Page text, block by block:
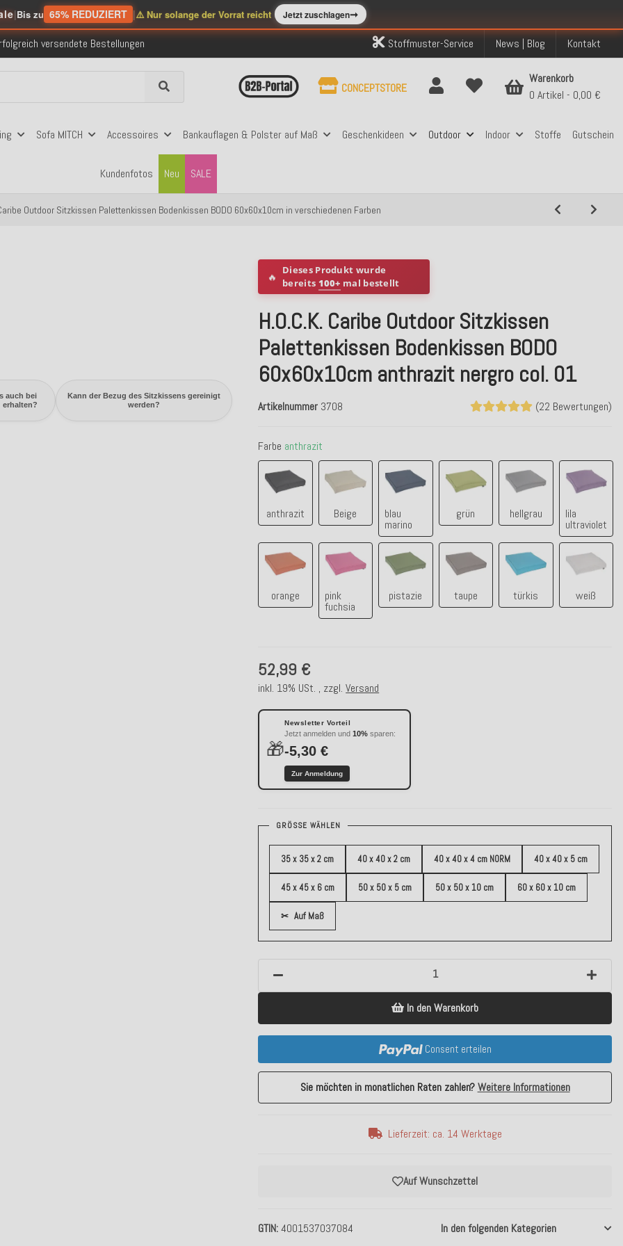
|Bis zu 65% REDUZIERT |⚠️ Nur solange der Vorrat reicht Jetzt zuschlagen➞
Deutschlands ab 99€ Bestellwert
versendete Bestellungen
Klarna, PayPal & Amazon Pay
Klarna, PayPal & Amazon Pay
Stoffmuster-Service News | Blog Kontakt
Sofa MITCH Accessoires Bankauflagen & Polster auf Maß Geschenkideen Outdoor Indoor Stoffe Gutschein
Kundenfotos SALE
Neu
CONCEPTSTORE
Warenkorb
0 Artikel
0,00 €
Outdoor Sitzkissen Palettenkissen Bodenkissen BODO 60x60x10cm in verschiedenen Farben
auch bei
erhalten?
Kann der Bezug des Sitzkissens gereinigt
werden?
🔥
Dieses Produkt wurde
bereits 100+ mal bestellt
H.O.C.K. Caribe Outdoor Sitzkissen
Palettenkissen Bodenkissen BODO
60x60x10cm anthrazit nergro col. 01
(22 Bewertungen)
Artikelnummer 3708
GTIN 4001537037084 In den folgenden Kategorien
Farbe anthrazit
anthrazit
anthrazit
Beige
Beige
blau
marino
blau marino
grün
grün
hellgrau
hellgrau
lila
ultraviolet
lila
orange
orange
pink
fuchsia
pink fuchsia
pistazie
pistazie
taupe
taupe
türkis
türkis
weiß
weiß
52,99 €
inkl. 19% USt. , zzgl.Versand
🎁
Newsletter Vorteil
Jetzt anmelden und10% sparen:
-5,30 €
Zur Anmeldung
Auf Wunschzettel
GRÖSSE WÄHLEN
35 x 35 x 2 cm 40 x 40 x 2 cm 40 x 40 x 4 cm NORM 40 x 40 x 5 cm
45 x 45 x 6 cm 50 x 50 x 5 cm 50 x 50 x 10 cm 60 x 60 x 10 cm
✂ Auf Maß
In den Warenkorb
Consent erteilen
Sie möchten in monatlichen Raten zahlen?Weitere Informationen
Lieferzeit: ca. 14 Werktage